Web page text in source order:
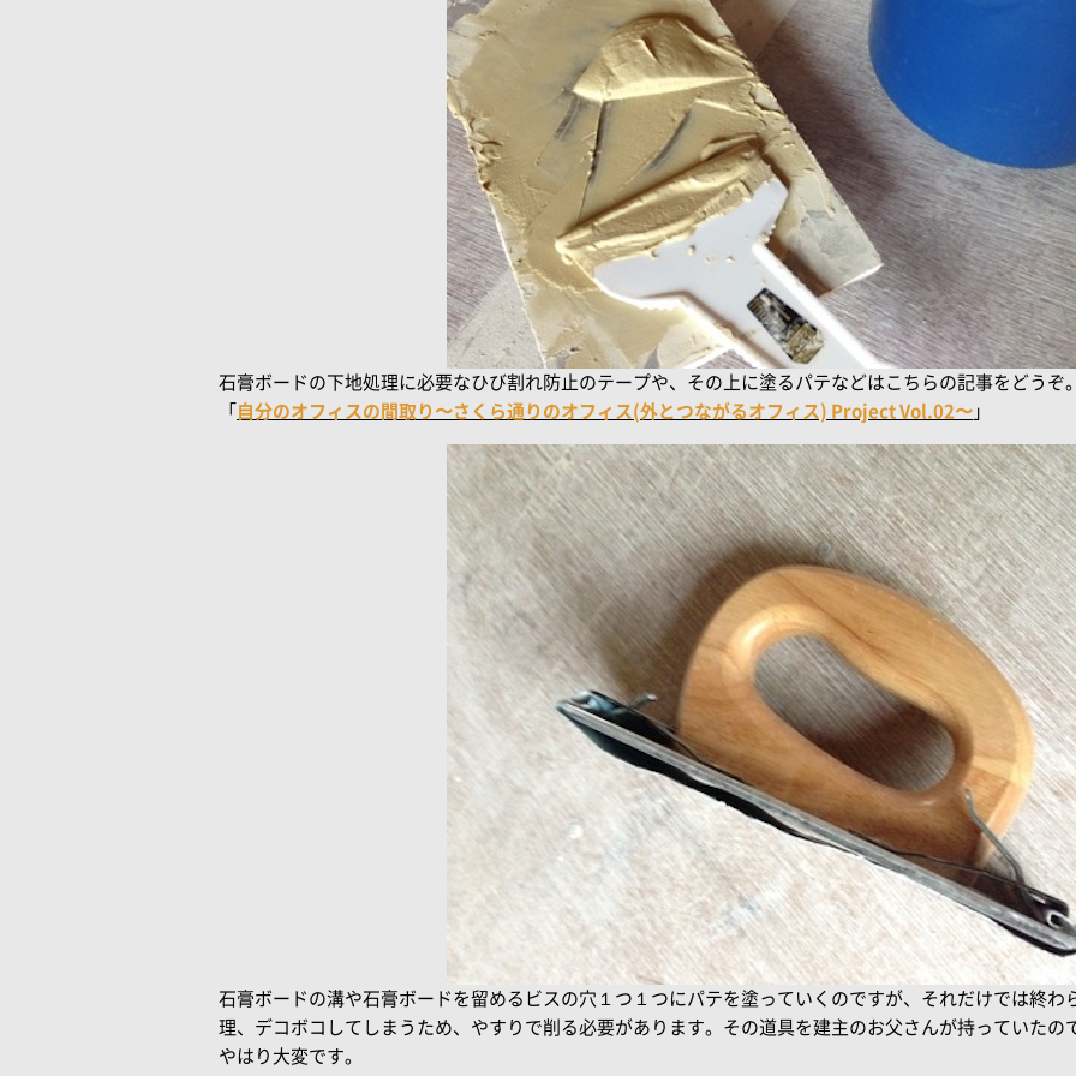
石膏ボードの下地処理に必要なひび割れ防止のテープや、その上に塗るパテなどはこちらの記事をどうぞ
「 自分のオフィスの間取り〜さくら通りのオフィス(外とつながるオフィス) Project Vol.02〜 」
石膏ボードの溝や石膏ボードを留めるビスの穴１つ１つにパテを塗っていくのですが、それだけでは終わ
理、デコボコしてしまうため、やすりで削る必要があります。その道具を建主のお父さんが持っていたの
やはり大変です。